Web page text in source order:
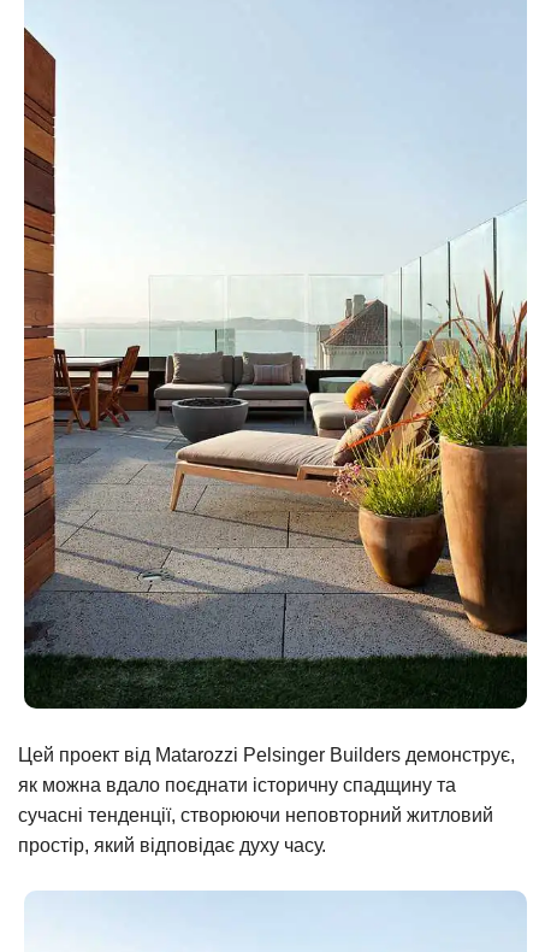
Цей проект від Matarozzi Pelsinger Builders демонструє,
як можна вдало поєднати історичну спадщину та
сучасні тенденції, створюючи неповторний житловий
простір, який відповідає духу часу.